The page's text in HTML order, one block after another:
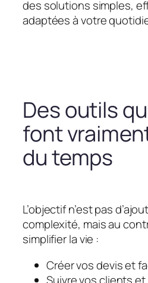
des solutions simples,
adaptées à votre
Des outils
font
du temps
L’objectif n’est pas
complexité, mais au
simplifier la vie :
Créer vos devis et